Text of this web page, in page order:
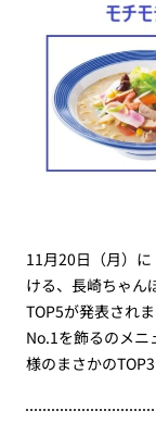
11月20日（月）
ける、長崎ちゃん
TOP5が発表され
No.1を飾るのメ
様のまさかの